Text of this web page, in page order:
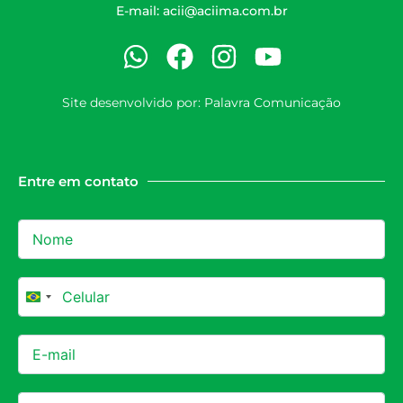
E-mail: acii@aciima.com.br
Site desenvolvido por: Palavra Comunicação
Entre em contato
Brazil +55